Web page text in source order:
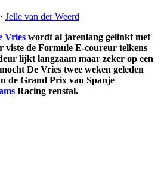
· Jelle van der Weerd
Vries wordt al jarenlang gelinkt met
viste de Formule E-coureur telkens
lijkt langzaam maar zeker op een
De Vries twee weken geleden
de Grand Prix van Spanje
Racing renstal.